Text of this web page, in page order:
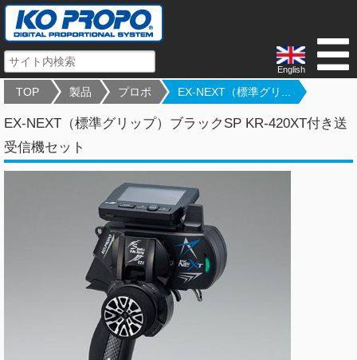
English
TOP 製品 プロポ EX-NEXT（標準グリ...
EX-NEXT（標準グリップ）ブラックSP KR-420XT付き送
受信機セット